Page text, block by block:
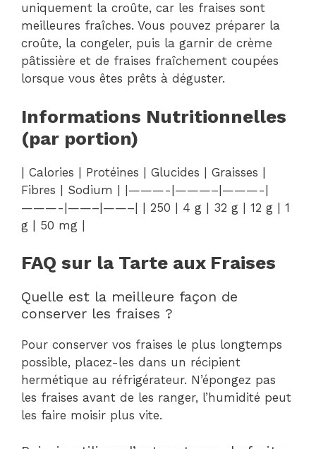
uniquement la croûte, car les fraises sont
meilleures fraîches. Vous pouvez préparer la
croûte, la congeler, puis la garnir de crème
pâtissière et de fraises fraîchement coupées
lorsque vous êtes prêts à déguster.
Informations Nutritionnelles
(par portion)
| Calories | Protéines | Glucides | Graisses |
Fibres | Sodium | |———-|———–|———-|
———-|——–|——–| | 250 | 4 g | 32 g | 12 g | 1
g | 50 mg |
FAQ sur la Tarte aux Fraises
Quelle est la meilleure façon de
conserver les fraises ?
Pour conserver vos fraises le plus longtemps
possible, placez-les dans un récipient
hermétique au réfrigérateur. N’épongez pas
les fraises avant de les ranger, l’humidité peut
les faire moisir plus vite.